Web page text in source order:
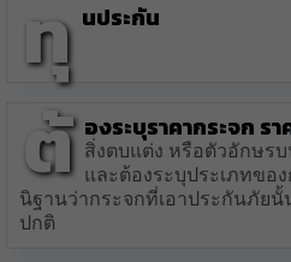
ทุ นประกัน
ต้ องระบุราคากระจก ร
สิ่งตบแต่ง หรือตัวอักษร
และต้องระบุประเภทขอ
นิฐานว่ากระจกที่เอาประกันภัย
ปกติ